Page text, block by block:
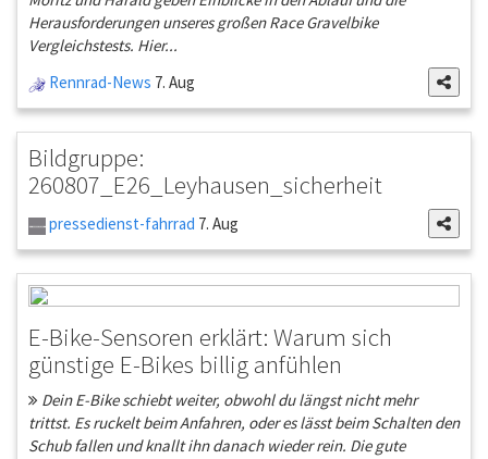
Herausforderungen unseres großen Race Gravelbike
Vergleichstests. Hier...
Rennrad-News 7. Aug
Bildgruppe:
260807_E26_Leyhausen_sicherheit
pressedienst-fahrrad 7. Aug
E-Bike-Sensoren erklärt: Warum sich
günstige E-Bikes billig anfühlen
Dein E-Bike schiebt weiter, obwohl du längst nicht mehr
trittst. Es ruckelt beim Anfahren, oder es lässt beim Schalten den
Schub fallen und knallt ihn danach wieder rein. Die gute